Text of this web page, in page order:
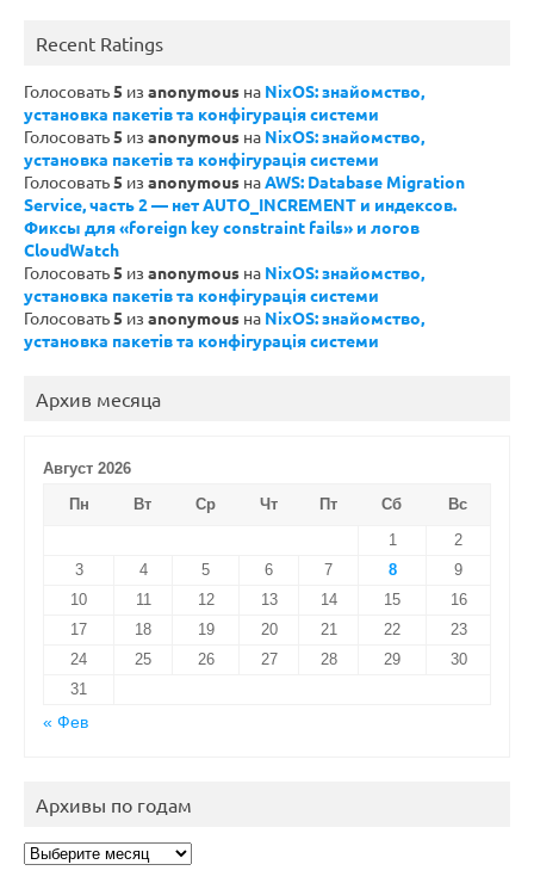
Recent Ratings
Голосовать5 из anonymous на NixOS: знайомство,
установка пакетів та конфігурація системи
Голосовать5 из anonymous на NixOS: знайомство,
установка пакетів та конфігурація системи
Голосовать5 из anonymous наAWS: Database Migration
Service, часть 2 — нет AUTO_INCREMENT и индексов.
Фиксы для «foreign key constraint fails» и логов
CloudWatch
Голосовать5 из anonymous на NixOS: знайомство,
установка пакетів та конфігурація системи
Голосовать5 из anonymous на NixOS: знайомство,
установка пакетів та конфігурація системи
Архив месяца
Август 2026
Пн
Вт Ср Чт Пт Сб
Вс
1
2
3
4 5 6 7 8
9
10
11 12 13 14 15
16
17
18 19 20 21 22
23
24
25 26 27 28 29
30
31
« Фев
Архивы по годам
Архивы